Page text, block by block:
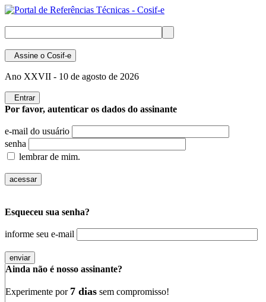
Assine o Cosif-e
Ano XXVII - 10 de agosto de 2026
Entrar
Por favor, autenticar os dados do assinante
e-mail do usuário
senha
lembrar de mim.
Esqueceu sua senha?
informe seu e-mail
Ainda não é nosso assinante?
Experimente por 7 dias sem compromisso!